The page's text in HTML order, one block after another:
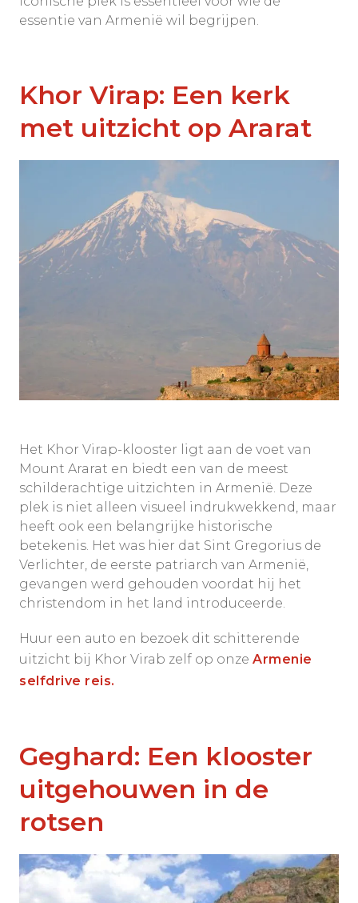
essentie van Armenië wil begrijpen.
Khor Virap: Een kerk
met uitzicht op Ararat
Het Khor Virap-klooster ligt aan de voet van
Mount Ararat en biedt een van de meest
schilderachtige uitzichten in Armenië. Deze
plek is niet alleen visueel indrukwekkend, maar
heeft ook een belangrijke historische
betekenis. Het was hier dat Sint Gregorius de
Verlichter, de eerste patriarch van Armenië,
gevangen werd gehouden voordat hij het
christendom in het land introduceerde.
Huur een auto en bezoek dit schitterende
uitzicht bij Khor Virab zelf op onze Armenie
selfdrive reis.
Geghard: Een klooster
uitgehouwen in de
rotsen